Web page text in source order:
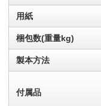
用紙
梱包数(重量kg)
製本方法
付属品